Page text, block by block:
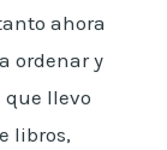
ahora
ordenar y
llevo
libros,